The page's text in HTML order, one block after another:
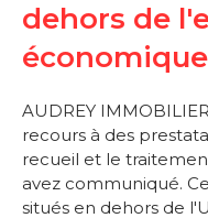
dehors de
AUDREY
recours à des
recueil et le
avez communiqué.
situés en dehors de